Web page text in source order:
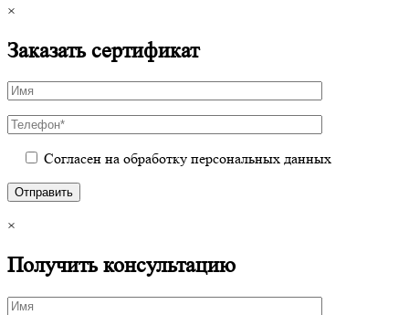
×
Заказать сертификат
Согласен на обработку персональных данных
×
Получить консультацию